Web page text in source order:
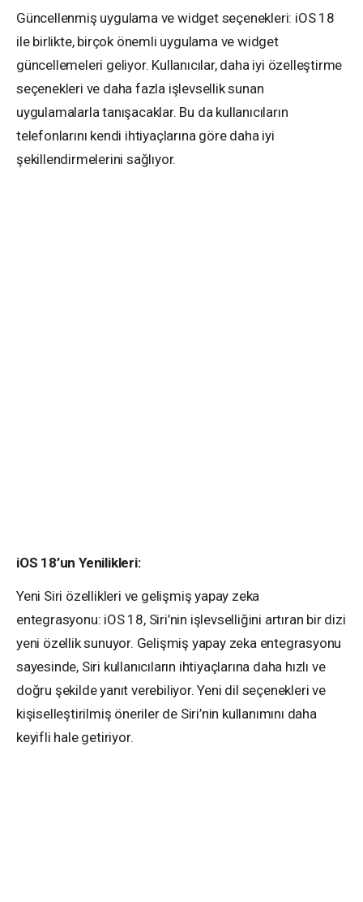
Güncellenmiş uygulama ve widget seçenekleri: iOS 18
ile birlikte, birçok önemli uygulama ve widget
güncellemeleri geliyor. Kullanıcılar, daha iyi özelleştirme
seçenekleri ve daha fazla işlevsellik sunan
uygulamalarla tanışacaklar. Bu da kullanıcıların
telefonlarını kendi ihtiyaçlarına göre daha iyi
şekillendirmelerini sağlıyor.
iOS 18’un Yenilikleri:
Yeni Siri özellikleri ve gelişmiş yapay zeka
entegrasyonu: iOS 18, Siri’nin işlevselliğini artıran bir dizi
yeni özellik sunuyor. Gelişmiş yapay zeka entegrasyonu
sayesinde, Siri kullanıcıların ihtiyaçlarına daha hızlı ve
doğru şekilde yanıt verebiliyor. Yeni dil seçenekleri ve
kişiselleştirilmiş öneriler de Siri’nin kullanımını daha
keyifli hale getiriyor.